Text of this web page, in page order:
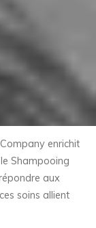
enrichit
Shampooing
aux
soins allient